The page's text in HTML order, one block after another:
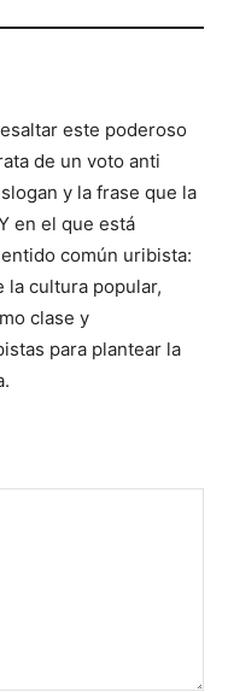
este poderoso
de un voto anti
y la frase que la
en el que está
común uribista:
la cultura popular,
clase y
para plantear la